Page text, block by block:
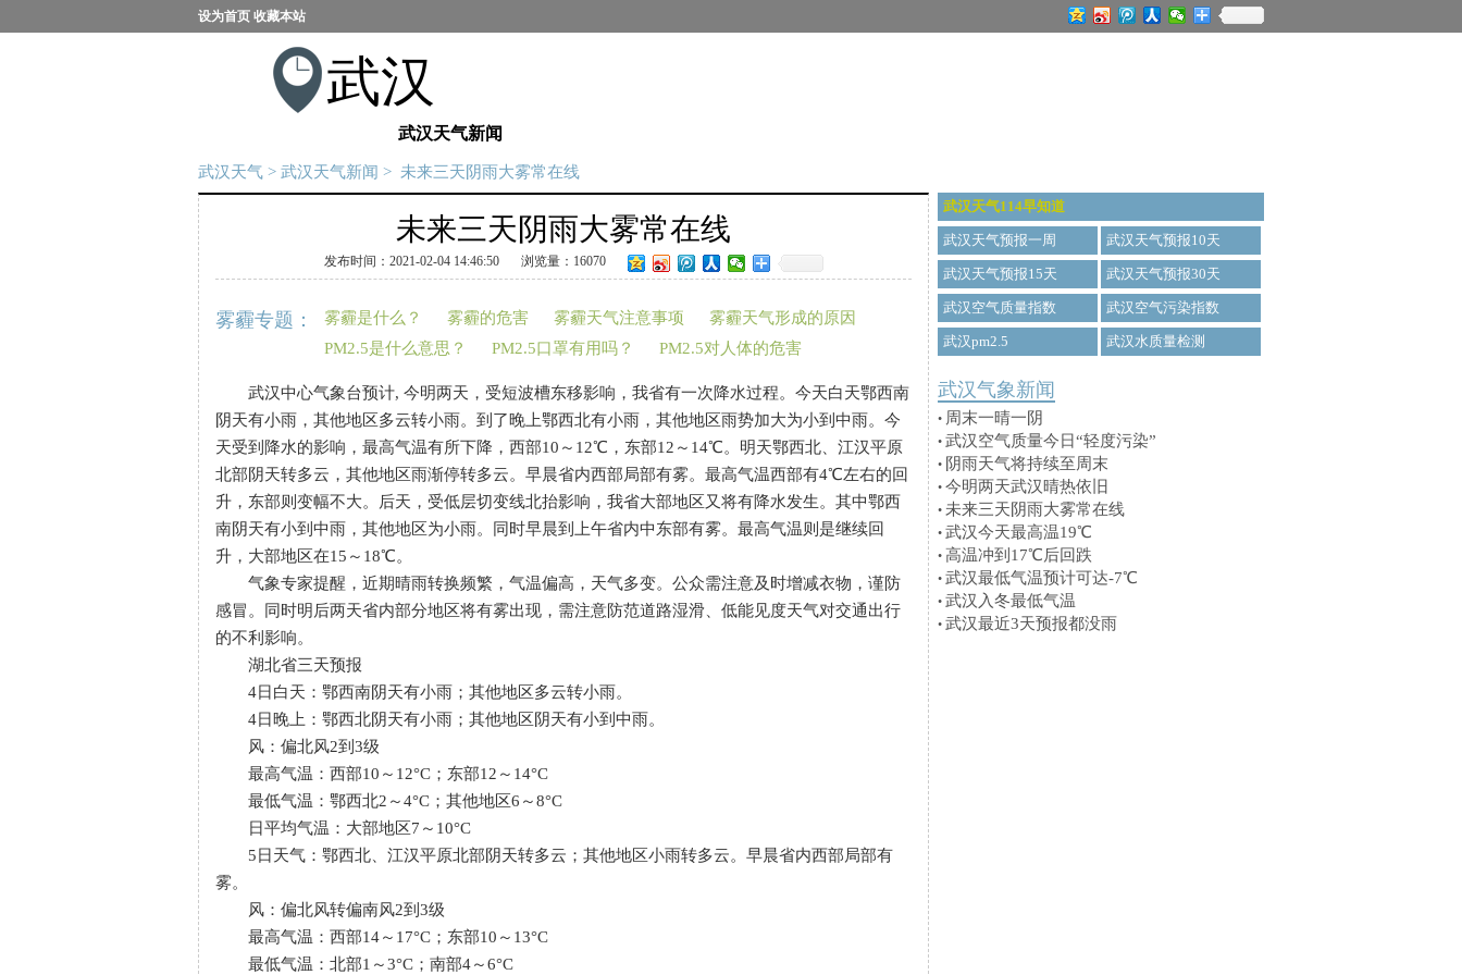
设为首页 收藏本站
武汉
武汉天气新闻
武汉天气 > 武汉天气新闻 > 未来三天阴雨大雾常在线
未来三天阴雨大雾常在线
发布时间：2021-02-04 14:46:50 浏览量：16070
雾霾专题： 雾霾是什么？ 雾霾的危害 雾霾天气注意事项
雾霾天气形成的原因
PM2.5是什么意思？
PM2.5口罩有用吗？ PM2.5对人体的危害
武汉中心气象台预计, 今明两天，受短波槽东移影响，我省有一次降水过程。今天白天鄂西南
阴天有小雨，其他地区多云转小雨。到了晚上鄂西北有小雨，其他地区雨势加大为小到中雨。今
天受到降水的影响，最高气温有所下降，西部10～12℃，东部12～14℃。明天鄂西北、江汉平原
北部阴天转多云，其他地区雨渐停转多云。早晨省内西部局部有雾。最高气温西部有4℃左右的回
升，东部则变幅不大。后天，受低层切变线北抬影响，我省大部地区又将有降水发生。其中鄂西
南阴天有小到中雨，其他地区为小雨。同时早晨到上午省内中东部有雾。最高气温则是继续回
升，大部地区在15～18℃。
气象专家提醒，近期晴雨转换频繁，气温偏高，天气多变。公众需注意及时增减衣物，谨防
感冒。同时明后两天省内部分地区将有雾出现，需注意防范道路湿滑、低能见度天气对交通出行
的不利影响。
湖北省三天预报
4日白天：鄂西南阴天有小雨；其他地区多云转小雨。
4日晚上：鄂西北阴天有小雨；其他地区阴天有小到中雨。
风：偏北风2到3级
最高气温：西部10～12°C；东部12～14°C
最低气温：鄂西北2～4°C；其他地区6～8°C
日平均气温：大部地区7～10°C
5日天气：鄂西北、江汉平原北部阴天转多云；其他地区小雨转多云。早晨省内西部局部有
雾。
风：偏北风转偏南风2到3级
最高气温：西部14～17°C；东部10～13°C
最低气温：北部1～3°C；南部4～6°C
武汉天气114早知道
武汉天气预报一周 武汉天气预报10天
武汉天气预报15天 武汉天气预报30天
武汉空气质量指数 武汉空气污染指数
武汉pm2.5 武汉水质量检测
武汉气象新闻
• 周末一晴一阴
• 武汉空气质量今日“轻度污染”
• 阴雨天气将持续至周末
• 今明两天武汉晴热依旧
• 未来三天阴雨大雾常在线
• 武汉今天最高温19℃
• 高温冲到17℃后回跌
• 武汉最低气温预计可达-7℃
• 武汉入冬最低气温
• 武汉最近3天预报都没雨